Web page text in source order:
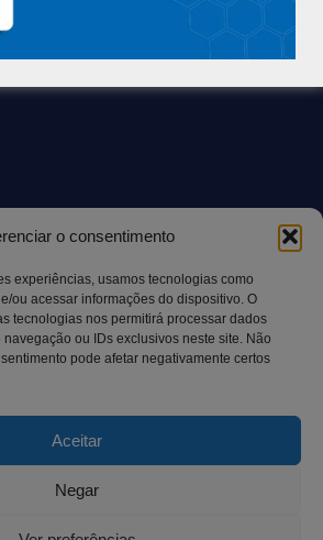
o consentimento
experiências, usamos tecnologias como
ou acessar informações do dispositivo. O
tecnologias nos permitirá processar dados
ou IDs exclusivos neste site. Não
pode afetar negativamente certos
Aceitar
Negar
da Informação